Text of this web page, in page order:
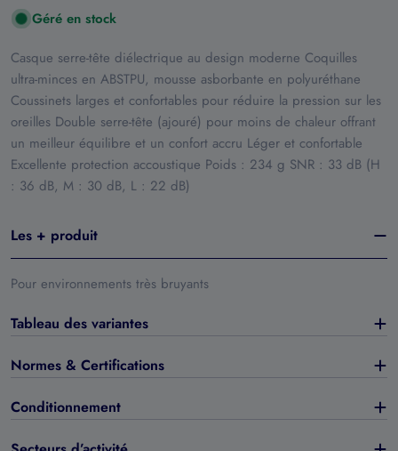
Géré en stock
Casque serre-tête diélectrique au design moderne Coquilles
ultra-minces en ABSTPU, mousse asborbante en polyuréthane
Coussinets larges et confortables pour réduire la pression sur les
oreilles Double serre-tête (ajouré) pour moins de chaleur offrant
un meilleur équilibre et un confort accru Léger et confortable
Excellente protection accoustique Poids : 234 g SNR : 33 dB (H
: 36 dB, M : 30 dB, L : 22 dB)
Les + produit
Pour environnements très bruyants
Tableau des variantes
Normes & Certifications
Conditionnement